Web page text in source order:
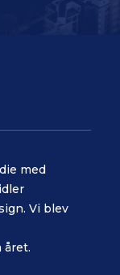
med
Vi blev
året.